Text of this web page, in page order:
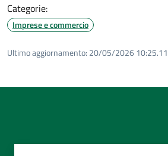
Categorie:
Imprese e commercio
Ultimo aggiornamento: 20/05/2026 10:25.11